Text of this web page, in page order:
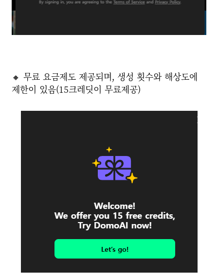
🔸 무료 요금제도 제공되며, 생성 횟수와 해상도에
제한이 있음(15크레딧이 무료제공)